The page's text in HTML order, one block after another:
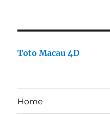
Toto Macau 4D
Home